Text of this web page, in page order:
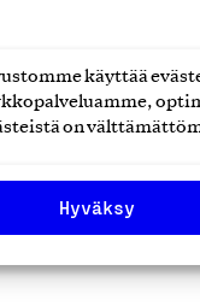
käyttää
on
Hyväksy